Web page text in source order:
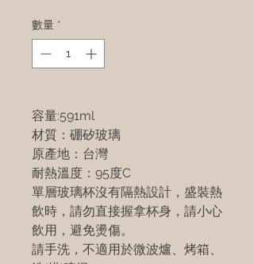
數量 *
容量:591ml
材質：硼矽玻璃
原產地：台灣
耐熱溫度：95度C
單層玻璃杯沒有隔熱設計，盛裝熱
飲時，請勿直接握拿杯身，請小心
飲用，避免燙傷。
請手洗，不適用於微波爐、烤箱、